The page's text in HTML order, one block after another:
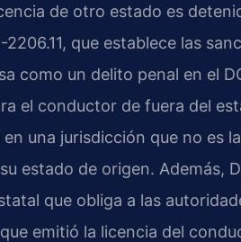
de otro estado es
que establece las
como un delito penal en el
el conductor de fuera del
una jurisdicción que no es
estado de origen. Además,
que obliga a las
emitió la licencia del